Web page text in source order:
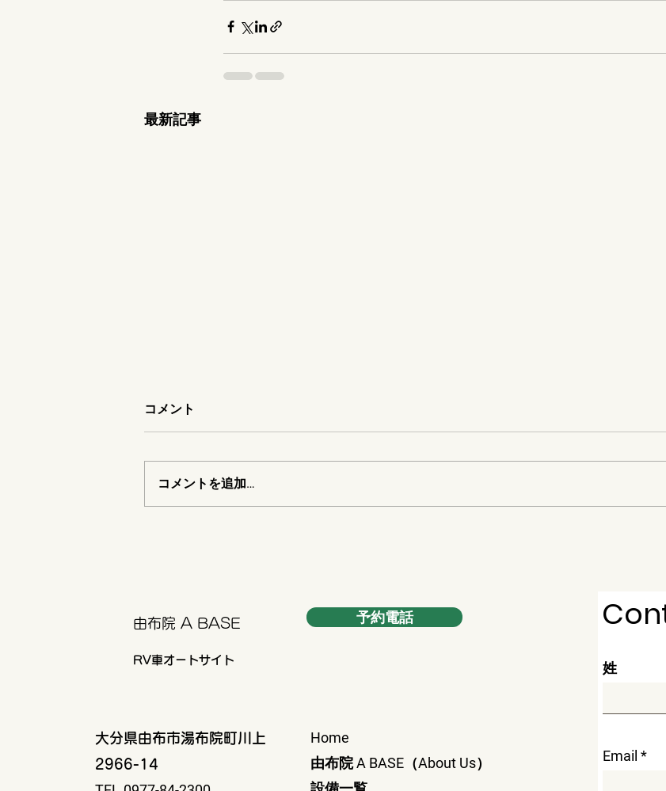
最新記事
男女別の清潔なトイレ
コメント
コメントを追加…
由布院 A BASE 予約電話
RV車オートサイト
大分県由布市湯布院町川上
2966-14
Home
由布院 A BASE（About Us）
姓
Email